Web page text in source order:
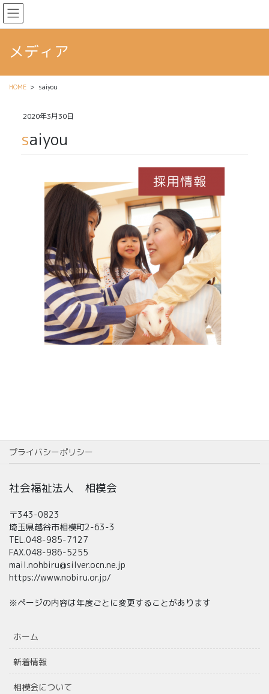
メディア
HOME saiyou
2020年3月30日
saiyou
プライバシーポリシー
社会福祉法人 相模会
〒343-0823
埼玉県越谷市相模町2-63-3
TEL.048-985-7127
FAX.048-986-5255
mail.nohbiru@silver.ocn.ne.jp
https://www.nobiru.or.jp/
※ページの内容は年度ごとに変更することがあります
ホーム
新着情報
相模会について